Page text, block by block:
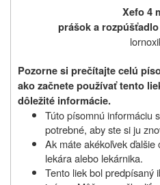
Xefo 4
prášok a
Pozorne si prečítajte celú
ako začnete používať tento
dôležité informácie.
Túto písomnú informáciu
potrebné, aby ste si ju
Ak máte akékoľvek ďalšie
lekára alebo lekárnika.
Tento liek bol predpísaný